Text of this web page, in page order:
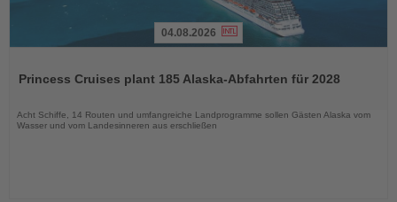
die
04.08.2026
Princess Cruises plant 185 Alaska-Abfahrten für 2028
Acht Schiffe, 14 Routen und umfangreiche Landprogramme sollen Gästen Alaska vom
Wasser und vom Landesinneren aus erschließen